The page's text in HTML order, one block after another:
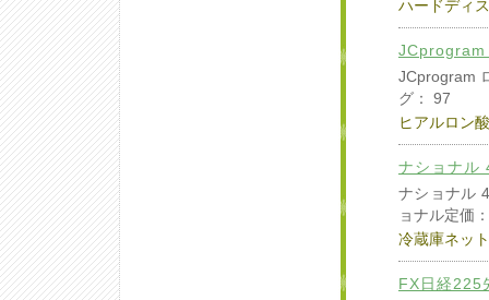
ハードディ
JCprogram
JCprogram
グ： 97
ヒアルロン
ナショナル
ナショナル
ョナル定価：
冷蔵庫ネッ
FX日経225